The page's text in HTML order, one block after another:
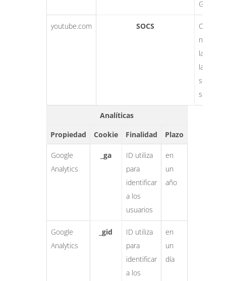
Google.
youtube.com SOCS
Cookie
la
las
sitio
Analíticas
Propiedad
Cookie Finalidad Plazo
Google
Analytics
_ga
ID utiliza
para
identificar
a los
usuarios
en
un
año
Google
Analytics
_gid
ID utiliza
para
identificar
a los
en
un
día